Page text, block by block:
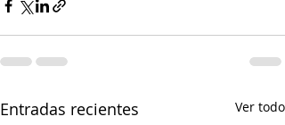
Entradas recientes Ver todo